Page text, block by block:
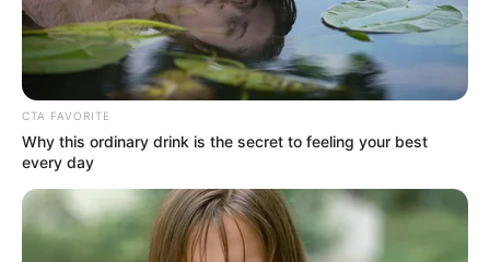
Cinta dalam Sujudku Ejakulasi Dini
Roman Dendam Arab Maklum 3
CTA FAVORITE
Why this ordinary drink is the secret to feeling your best
every day